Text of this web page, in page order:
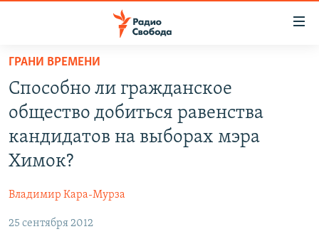
упрощенного
доступа
Вернуться
основному
содержанию
навигации
ПРОГРАММЫ
ПОДКАСТЫ
ЦИТАТЫ СВОБОДЫ
КУЛЬТУРА
IDEL.РЕАЛИИ
ГРАНИ ВРЕМЕНИ
Способно ли гражданское
общество добиться равенства
кандидатов на выборах мэра
Химок?
Владимир Кара-Мурза
25 сентября 2012